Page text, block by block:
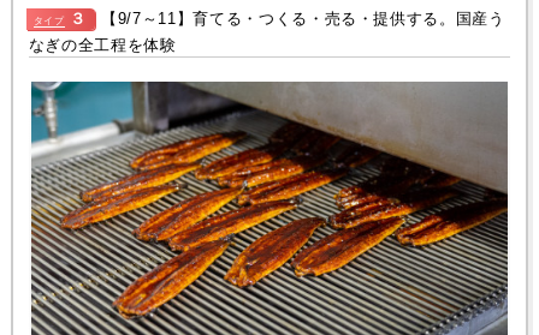
タイプ ３
【9/7～11】育てる・つくる・売る・提供する。国産う
なぎの全工程を体験